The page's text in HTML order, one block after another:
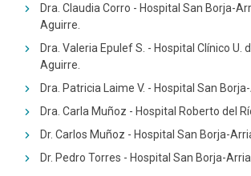
Dra. Claudia Corro - Hospital San Borja-
Aguirre.
Dra. Valeria Epulef S. - Hospital Clínico U.
Aguirre.
Dra. Patricia Laime V. - Hospital San
Dra. Carla Muñoz - Hospital Roberto del
Dr. Carlos Muñoz - Hospital San Borja-
Dr. Pedro Torres - Hospital San Borja-